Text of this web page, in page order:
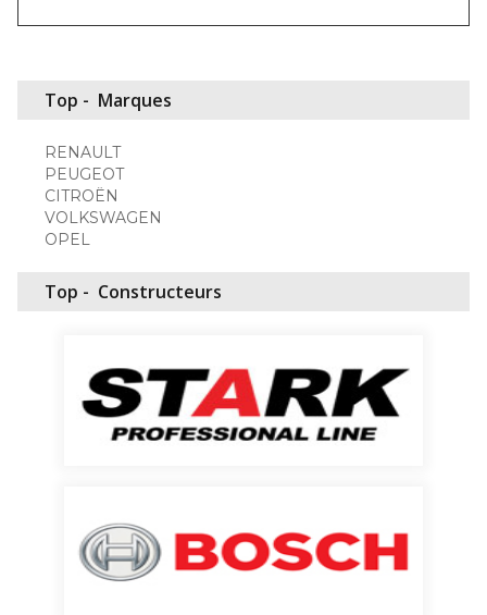
Top - Marques
RENAULT
PEUGEOT
CITROËN
VOLKSWAGEN
OPEL
Top - Constructeurs